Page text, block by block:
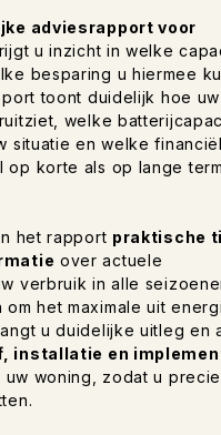
adviesrapport voor
u inzicht in welke
besparing u hiermee
toont duidelijk hoe
welke
situatie en welke
op korte als op lange
het rapport praktische
over actuele
verbruik in alle
om het maximale uit
u duidelijke uitleg en
installatie en
uw woning, zodat u